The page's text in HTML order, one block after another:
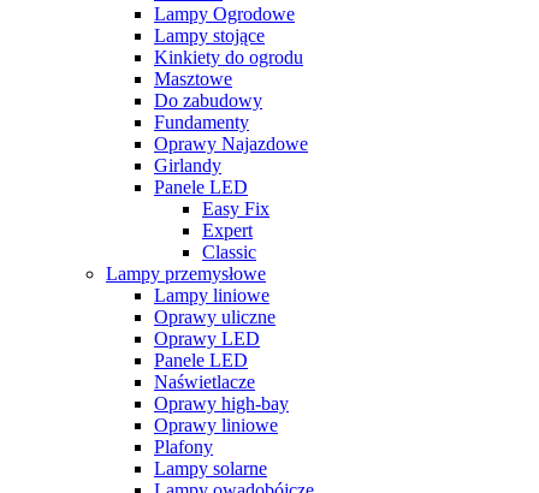
Lampy Ogrodowe
Lampy stojące
Kinkiety do ogrodu
Masztowe
Do zabudowy
Fundamenty
Oprawy Najazdowe
Girlandy
Panele LED
Easy Fix
Expert
Classic
Lampy przemysłowe
Lampy liniowe
Oprawy uliczne
Oprawy LED
Panele LED
Naświetlacze
Oprawy high-bay
Oprawy liniowe
Plafony
Lampy solarne